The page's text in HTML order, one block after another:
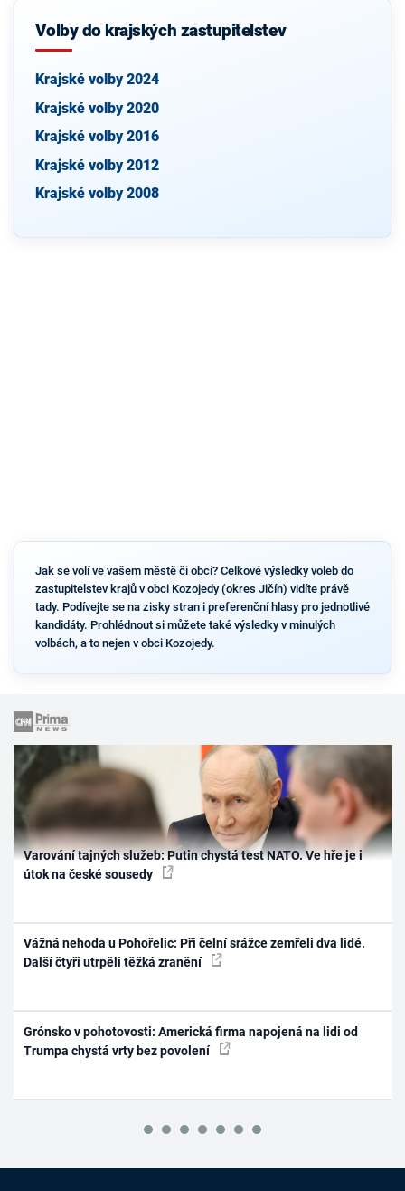
Volby do krajských zastupitelstev
Krajské volby 2024
Krajské volby 2020
Krajské volby 2016
Krajské volby 2012
Krajské volby 2008
Jak se volí ve vašem městě či obci? Celkové výsledky voleb do
zastupitelstev krajů v obci Kozojedy (okres Jičín) vidíte právě
tady. Podívejte se na zisky stran i preferenční hlasy pro jednotlivé
kandidáty. Prohlédnout si můžete také výsledky v minulých
volbách, a to nejen v obci Kozojedy.
Varování tajných služeb: Putin chystá test NATO. Ve hře je i
útok na české sousedy
Vážná nehoda u Pohořelic: Při čelní srážce zemřeli dva lidé.
Další čtyři utrpěli těžká zranění
Grónsko v pohotovosti: Americká firma napojená na lidi od
Trumpa chystá vrty bez povolení